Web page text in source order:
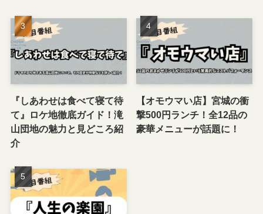
『しあわせは食べて寝て待
て』ロケ地徹底ガイド！滝
山団地の魅力と見どころ紹
介
【オモウマい店】宮城の衝
撃500円ランチ！全12品の
豪華メニューが話題に！